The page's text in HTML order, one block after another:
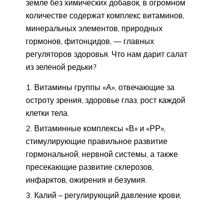
земле без химических добавок, в огромном
количестве содержат комплекс витаминов,
минеральных элементов, природных
гормонов, фитонцидов, — главных
регуляторов здоровья. Что нам дарит салат
из зеленой редьки?
Витамины группы «А», отвечающие за
остроту зрения, здоровье глаз, рост каждой
клетки тела.
Витаминные комплексы «В» и «РР»,
стимулирующие правильное развитие
гормональной, нервной системы, а также
пресекающие развитие склерозов,
инфарктов, ожирения и безумия.
Калий – регулирующий давление крови,